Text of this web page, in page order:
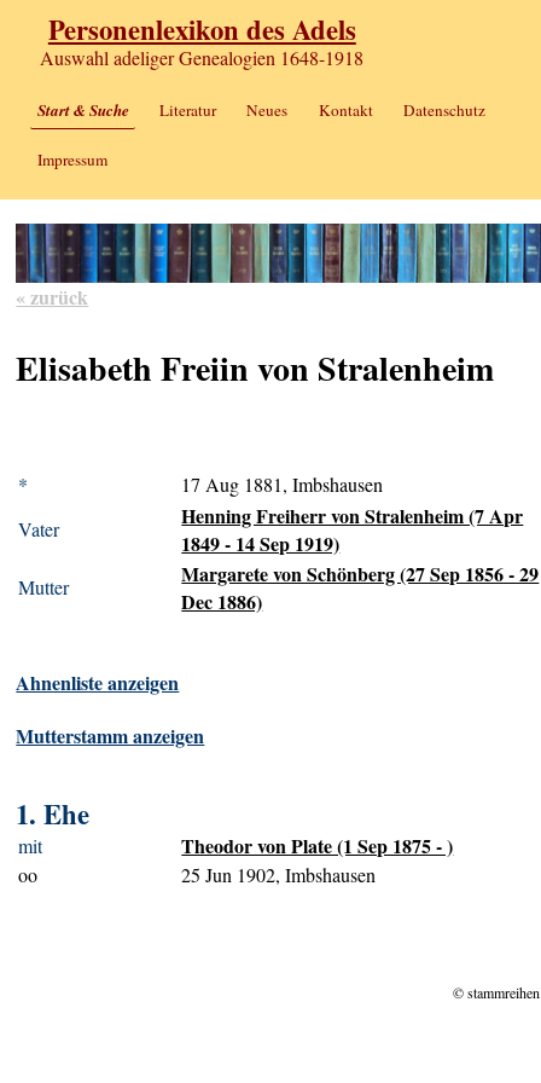
Personenlexikon des Adels
Auswahl adeliger Genealogien 1648-1918
Start & Suche Literatur Neues Kontakt Datenschutz
Impressum
« zurück
Elisabeth Freiin von Stralenheim
*
17 Aug 1881, Imbshausen
Vater
Henning Freiherr von Stralenheim (7 Apr
1849 - 14 Sep 1919)
Mutter
Margarete von Schönberg (27 Sep 1856 - 29
Dec 1886)
Ahnenliste anzeigen
Mutterstamm anzeigen
1. Ehe
mit Theodor von Plate (1 Sep 1875 - )
oo 25 Jun 1902, Imbshausen
©